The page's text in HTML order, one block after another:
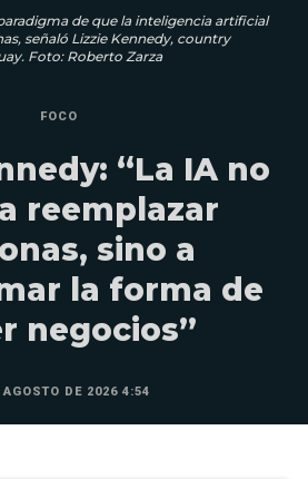
de que la inteligencia artificial
señaló Lizzie Kennedy, country
Foto: Roberto Zarza
FOCO
“La IA no
reemplazar
sino a
la forma de
negocios”
AGOSTO DE 2026 4:54